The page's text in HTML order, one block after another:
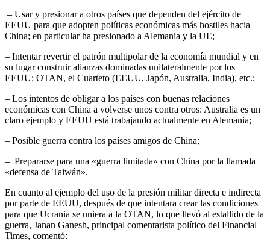
– Usar y presionar a otros países que dependen del ejército de
EEUU para que adopten políticas económicas más hostiles hacia
China; en particular ha presionado a Alemania y la UE;
– Intentar revertir el patrón multipolar de la economía mundial y en
su lugar construir alianzas dominadas unilateralmente por los
EEUU: OTAN, el Cuarteto (EEUU, Japón, Australia, India), etc.;
– Los intentos de obligar a los países con buenas relaciones
económicas con China a volverse unos contra otros: Australia es un
claro ejemplo y EEUU está trabajando actualmente en Alemania;
– Posible guerra contra los países amigos de China;
– Prepararse para una «guerra limitada» con China por la llamada
«defensa de Taiwán».
En cuanto al ejemplo del uso de la presión militar directa e indirecta
por parte de EEUU, después de que intentara crear las condiciones
para que Ucrania se uniera a la OTAN, lo que llevó al estallido de la
guerra, Janan Ganesh, principal comentarista político del Financial
Times, comentó: